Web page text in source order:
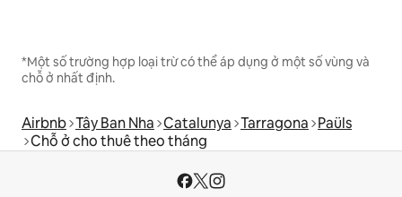
*Một số trường hợp loại trừ có thể áp dụng ở một số vùng và
chỗ ở nhất định.
Airbnb Tây Ban Nha Catalunya Tarragona Paüls
Chỗ ở cho thuê theo tháng